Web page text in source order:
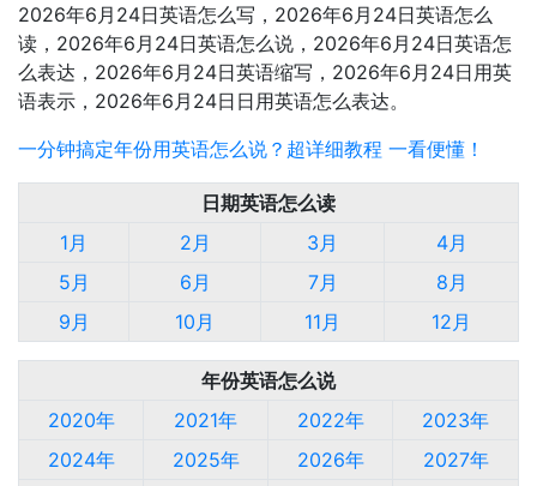
2026年6月24日英语怎么写，2026年6月24日英语怎么
读，2026年6月24日英语怎么说，2026年6月24日英语怎
么表达，2026年6月24日英语缩写，2026年6月24日用英
语表示，2026年6月24日日用英语怎么表达。
一分钟搞定年份用英语怎么说？超详细教程 一看便懂！
日期英语怎么读
1月
2月 3月
4月
5月
6月 7月
8月
9月
10月 11月 12月
年份英语怎么说
2020年
2021年 2022年
2023年
2024年
2025年 2026年
2027年